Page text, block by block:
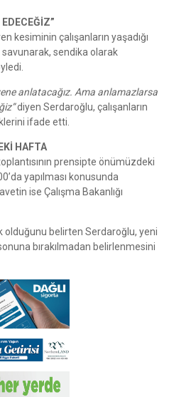
kesiminin çalışanların yaşadığı
sendika olarak
anlatacağız. Ama anlamazlarsa
diyen Serdaroğlu, çalışanların
ifade etti.
HAFTA
prensipte önümüzdeki
yapılması konusunda
ise Çalışma Bakanlığı
olduğunu belirten Serdaroğlu, yeni
bırakılmadan belirlenmesini